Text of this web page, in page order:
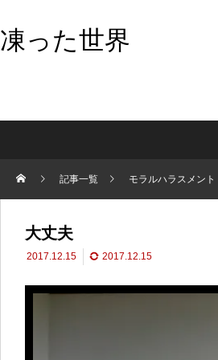
凍った世界
記事一覧 モラルハラスメント
大丈夫
2017.12.15 2017.12.15